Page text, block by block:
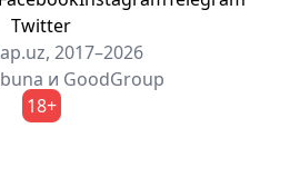
Twitter
2017–2026
и GoodGroup
18+